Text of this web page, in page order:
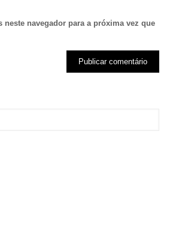
neste navegador para a próxima vez que